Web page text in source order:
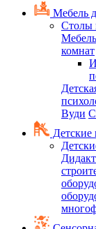
Мебель
Столы
комнат
Вуди
Детские